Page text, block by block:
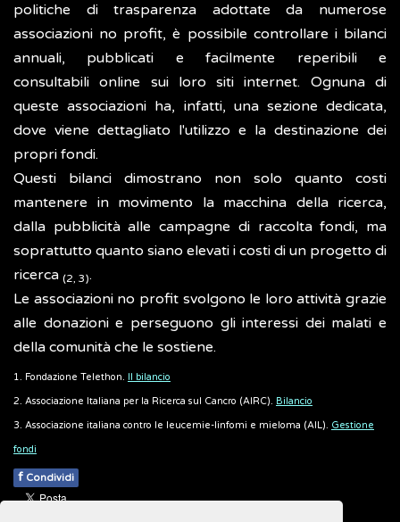
politiche di trasparenza adottate da numerose
associazioni no profit, è possibile controllare i bilanci
annuali, pubblicati e facilmente reperibili e
consultabili online sui loro siti internet. Ognuna di
queste associazioni ha, infatti, una sezione dedicata,
dove viene dettagliato l'utilizzo e la destinazione dei
propri fondi.
Questi bilanci dimostrano non solo quanto costi
mantenere in movimento la macchina della ricerca,
dalla pubblicità alle campagne di raccolta fondi, ma
soprattutto quanto siano elevati i costi di un progetto di
ricerca (2, 3).
Le associazioni no profit svolgono le loro attività grazie
alle donazioni e perseguono gli interessi dei malati e
della comunità che le sostiene.
1. Fondazione Telethon. Il bilancio
2. Associazione Italiana per la Ricerca sul Cancro (AIRC). Bilancio
3. Associazione italiana contro le leucemie-linfomi e mieloma (AIL). Gestione
fondi
f Condividi